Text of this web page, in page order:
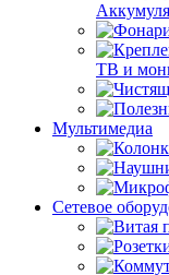
ТВ и
Мультимедиа
Сетевое